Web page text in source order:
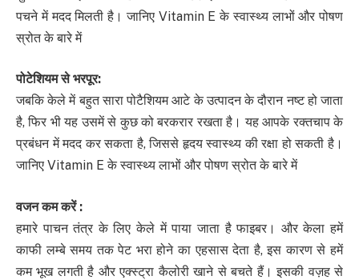
पचने में मदद मिलती है। जानिए Vitamin E के स्वास्थ्य लाभों और पोषण
स्रोत के बारे में
पोटेशियम से भरपूर:
जबकि केले में बहुत सारा पोटैशियम आटे के उत्पादन के दौरान नष्ट हो जाता
है, फिर भी यह उसमें से कुछ को बरकरार रखता है। यह आपके रक्तचाप के
प्रबंधन में मदद कर सकता है, जिससे हृदय स्वास्थ्य की रक्षा हो सकती है।
जानिए Vitamin E के स्वास्थ्य लाभों और पोषण स्रोत के बारे में
वजन कम करें :
हमारे पाचन तंत्र के लिए केले में पाया जाता है फाइबर। और केला हमें
काफी लम्बे समय तक पेट भरा होने का एहसास देता है, इस कारण से हमें
कम भूख लगती है और एक्‍स्‍ट्रा कैलोरी खाने से बचते हैं। इसकी वज़ह से